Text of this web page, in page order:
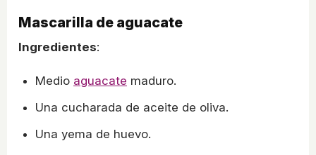
Mascarilla de aguacate
Ingredientes:
Medio aguacate maduro.
Una cucharada de aceite de oliva.
Una yema de huevo.